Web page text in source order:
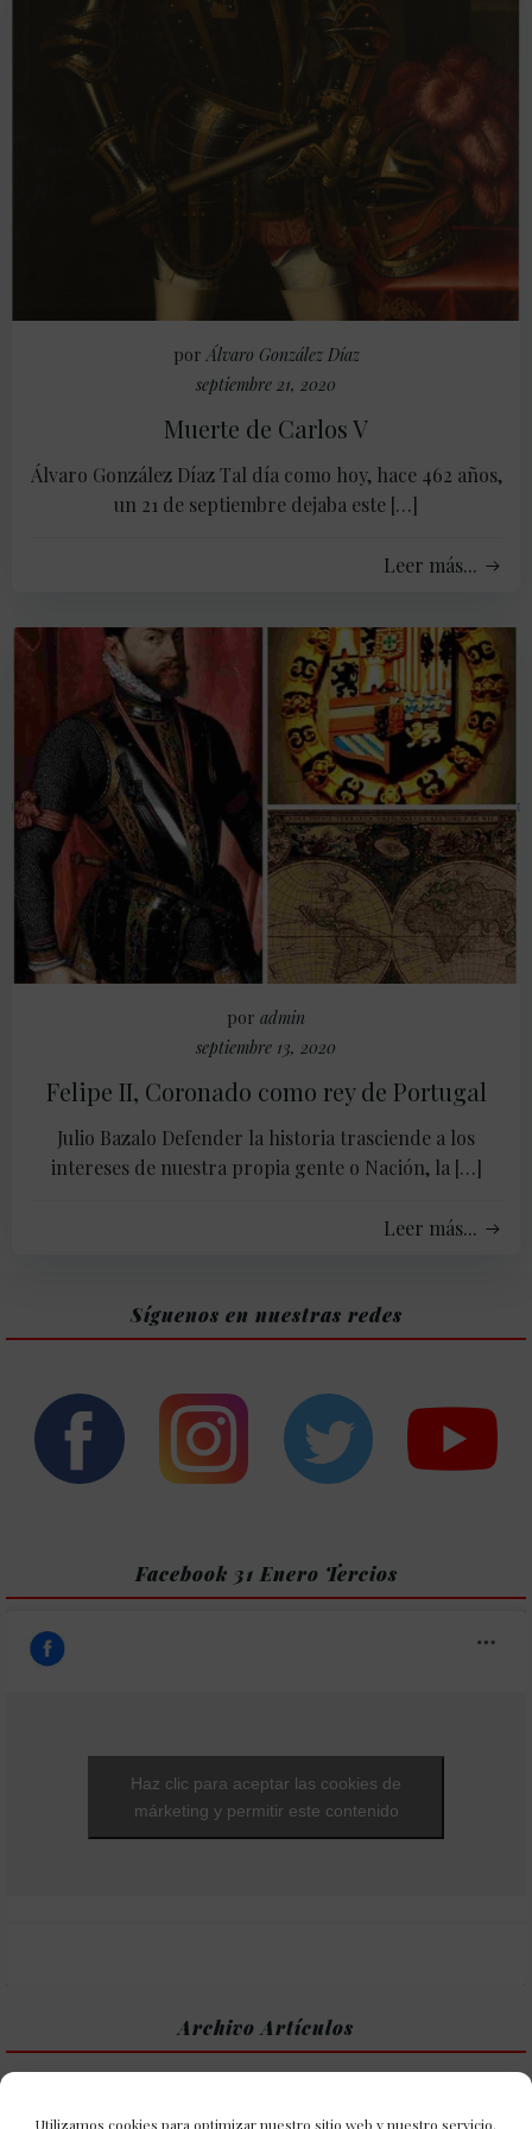
Utilizamos cookies para optimizar nuestro sitio web y nuestro servicio.
por Álvaro González Díaz
septiembre 21, 2020
Muerte de Carlos V
Álvaro González Díaz Tal día como hoy, hace 462 años,
un 21 de septiembre dejaba este […]
Leer más...
por admin
septiembre 13, 2020
Felipe II, Coronado como rey de Portugal
Julio Bazalo Defender la historia trasciende a los
intereses de nuestra propia gente o Nación, la […]
Leer más...
Síguenos en nuestras redes
Facebook 31 Enero Tercios
Haz clic para aceptar las cookies de
márketing y permitir este contenido
Archivo Artículos
Archivo